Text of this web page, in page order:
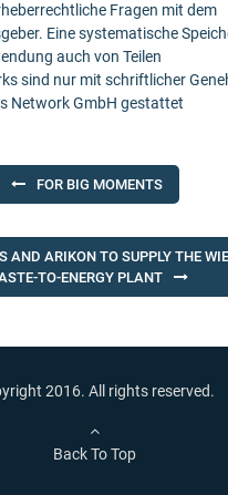
Fragen mit dem
Eine systematische
auch von Teilen
sind nur mit schriftlicher
Network GmbH gestattet
FOR BIG MOMENTS
AND ARIKON TO SUPPLY THE
TO-ENERGY PLANT
2016. All rights reserved.
Back To Top